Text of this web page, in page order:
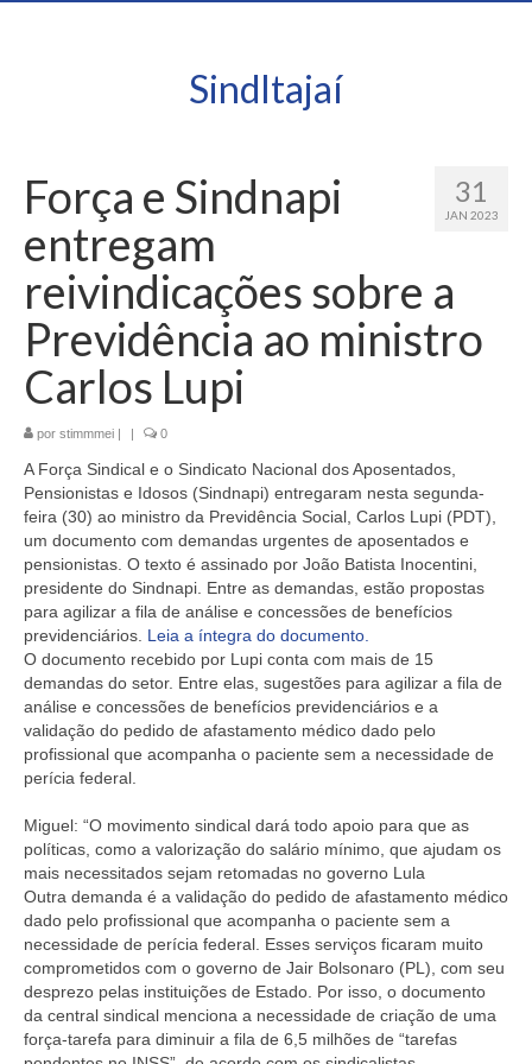
SindItajaí
31
JAN 2023
Força e Sindnapi
entregam
reivindicações sobre a
Previdência ao ministro
Carlos Lupi
por stimmmei | | 0
A Força Sindical e o Sindicato Nacional dos Aposentados,
Pensionistas e Idosos (Sindnapi) entregaram nesta segunda-
feira (30) ao ministro da Previdência Social, Carlos Lupi (PDT),
um documento com demandas urgentes de aposentados e
pensionistas. O texto é assinado por João Batista Inocentini,
presidente do Sindnapi. Entre as demandas, estão propostas
para agilizar a fila de análise e concessões de benefícios
previdenciários. Leia a íntegra do documento.
O documento recebido por Lupi conta com mais de 15
demandas do setor. Entre elas, sugestões para agilizar a fila de
análise e concessões de benefícios previdenciários e a
validação do pedido de afastamento médico dado pelo
profissional que acompanha o paciente sem a necessidade de
perícia federal.
Miguel: “O movimento sindical dará todo apoio para que as
políticas, como a valorização do salário mínimo, que ajudam os
mais necessitados sejam retomadas no governo Lula
Outra demanda é a validação do pedido de afastamento médico
dado pelo profissional que acompanha o paciente sem a
necessidade de perícia federal. Esses serviços ficaram muito
comprometidos com o governo de Jair Bolsonaro (PL), com seu
desprezo pelas instituições de Estado. Por isso, o documento
da central sindical menciona a necessidade de criação de uma
força-tarefa para diminuir a fila de 6,5 milhões de “tarefas